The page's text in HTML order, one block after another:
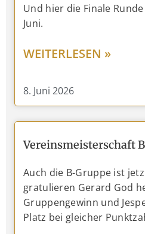
Und hier die Finale
Juni.
WEITERLESEN »
8. Juni 2026
Vereinsmeisterschaft
Auch die B-Gruppe ist
gratulieren Gerard God
Gruppengewinn und
Platz bei gleicher